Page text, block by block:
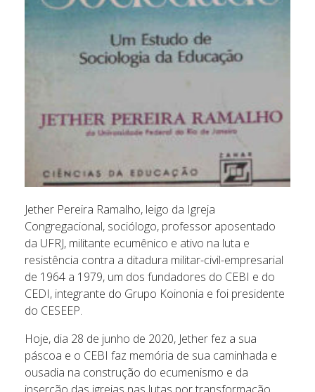
Jether Pereira Ramalho, leigo da Igreja
Congregacional, sociólogo, professor aposentado
da UFRJ, militante ecumênico e ativo na luta e
resistência contra a ditadura militar-civil-empresarial
de 1964 a 1979, um dos fundadores do CEBI e do
CEDI, integrante do Grupo Koinonia e foi presidente
do CESEEP.
Hoje, dia 28 de junho de 2020, Jether fez a sua
páscoa e o CEBI faz memória de sua caminhada e
ousadia na construção do ecumenismo e da